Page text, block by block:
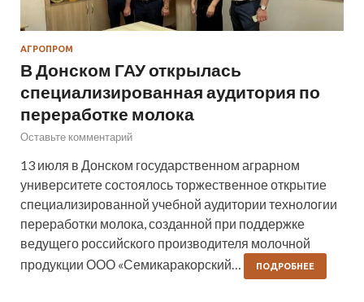
АГРОПРОМ
В Донском ГАУ открылась
специализированная аудитория по
переработке молока
Оставьте комментарий
13 июля в Донском государственном аграрном
университете состоялось торжественное открытие
специализированной учебной аудитории технологии
переработки молока, созданной при поддержке
ведущего российского производителя молочной
продукции ООО «Семикаракорский…
ПОДРОБНЕЕ